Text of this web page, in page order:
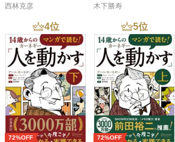
西林克彦
木下勝寿
4位
72%OFF
5位
72%OFF